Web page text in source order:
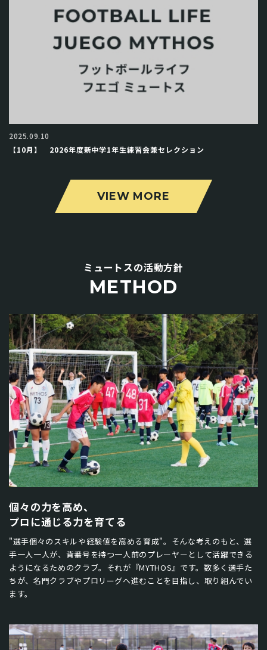
2025.09.10
【10月】 2026年度新中学1年生練習会兼セレクション
VIEW MORE
ミュートスの活動方針
METHOD
個々の力を高め、
​​​​​​​プロに通じる力を育てる
"選手個々のスキルや経験値を高める育成"。そんな考えのもと、選
手一人一人が、背番号を持つ一人前のプレーヤーとして活躍できる
ようになるためのクラブ。それが『MYTHOS』です。数多く選手た
ちが、名門クラブやプロリーグへ進むことを目指し、取り組んでい
ます。